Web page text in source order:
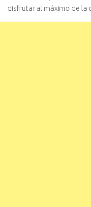
disfrutar al máximo de la